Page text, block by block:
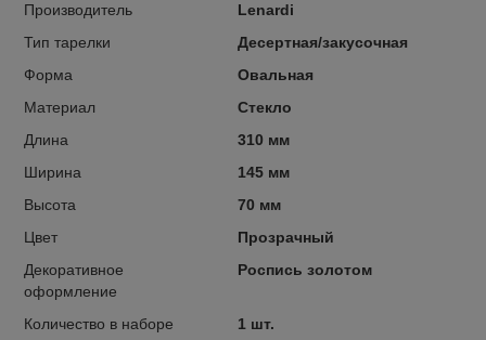
Производитель
Lenardi
Тип тарелки
Десертная/закусочная
Форма
Овальная
Материал
Стекло
Длина
310 мм
Ширина
145 мм
Высота
70 мм
Цвет
Прозрачный
Декоративное
оформление
Роспись золотом
Количество в наборе
1 шт.